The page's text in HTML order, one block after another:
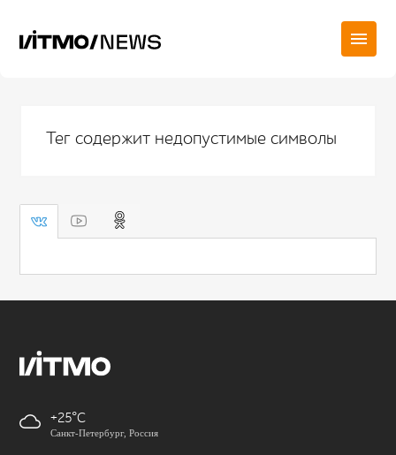
Тег содержит недопустимые символы
+25
Санкт-Петербург, Россия